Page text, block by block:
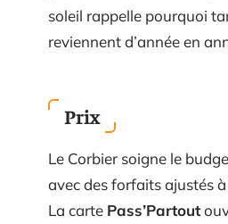
soleil rappelle pourquoi
reviennent d’année en
Prix
Le Corbier soigne le
avec des forfaits ajustés
La carte Pass’Partout